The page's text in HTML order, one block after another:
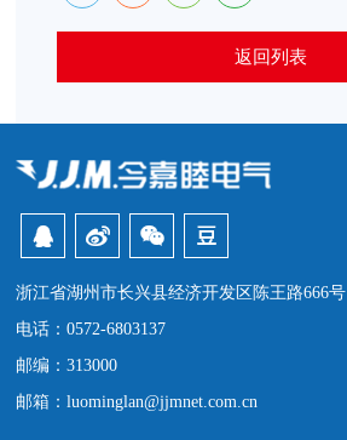
返回列表
浙江省湖州市长兴县经济开发区陈王路666号
电话：0572-6803137
邮编：313000
邮箱：luominglan@jjmnet.com.cn